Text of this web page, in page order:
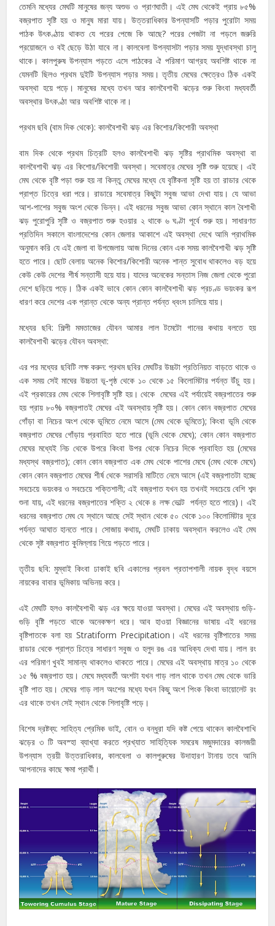
তেমনি মধ্যের মেঘটি মানুষের জন্য অশুভ ও প্রাণঘাতী। এই মেঘ থেকেই প্রায় ৮৫%
বজ্রপাত সৃষ্টি হয় ও মানুষ মারা যায়। উত্তরাধিকার উপন্যাসটি পড়ার পুরোটা সময়
পাঠক উৎকণ্ঠায় থাকত যে পরের পেজে কি আছে? পরের পেজটা না পড়লে জরুরি
প্রয়োজনে ও বই ছেড়ে উঠা যাবে না। কালবেলা উপন্যাসটা পড়ার সময় যুদ্ধাবস্থা চালু
থাকে। কালপুরুষ উপন্যাস পড়তে এসে পাঠকের ঐ পরিমাণ আগ্রহ অবশিষ্ট থাকে না
যেমনটি ছিলও প্রথম দুইটি উপন্যাস পড়ার সময়। তৃতীয় মেঘের ক্ষেত্রেও ঠিক একই
অবস্থা হয়ে পড়ে। মানুষের মধ্যে তখন আর কালবৈশাখী ঝড়ের শুরু কিংবা মধ্যবর্তী
অবস্থার উৎকণ্ঠা আর অবশিষ্ট থাকে না।
প্রথম ছবি (বাম দিক থেকে): কালবৈশাখী ঝড় এর কিশোর/কিশোরী অবস্থা
বাম দিক থেকে প্রথম চিত্রটি হলও কালবৈশাখী ঝড় সৃষ্টির প্রাথমিক অবস্থা বা
কালবৈশাখী ঝড় এর কিশোর/কিশোরী অবস্থা। সবেমাত্র মেঘের সৃষ্টি শুরু হয়েছে। এই
মেঘ থেকে বৃষ্টি পড়া শুরু হয় না কিন্তু মেঘের মধ্যে যে বৃষ্টিকনা সৃষ্টি হয় তা রাডার থেকে
প্রাপ্ত চিত্রে ধরা পরে। রাডারে সবেমাত্র কিছুটা সবুজ আভা দেখা যায়। যে আভা
আশ-পাশের সবুজ অংশ থেকে ভিন্ন। এই ধরনের সবুজ আভা কোন স্থানে কাল বৈশাখী
ঝড় পুরোপুরি সৃষ্টি ও বজ্রপাত শুরু হওয়ার ২ থাকে ৬ ঘণ্টা পূর্বে শুরু হয়। সাধারণত
প্রতিদিন সকালে বাংলাদেশের কোন জেলার আকাশে এই অবস্থা দেখে আমি প্রাথমিক
অনুমান করি যে এই জেলা বা উপজেলায় আজ দিনের কোন এক সময় কালবৈশাখী ঝড় সৃষ্টি
হতে পারে। ছোট বেলায় অনেক কিশোর/কিশোরী অনেক শান্ত সুবোধ থাকলেও বড় হয়ে
কেউ কেউ দেশের শীর্ষ সন্তাসী হয়ে যায়। যাদের অনেকের সন্তাস নিজ জেলা থেকে পুরো
দেশে ছড়িয়ে পড়ে। ঠিক একই ভাবে কোন কোন কালবৈশাখী ঝড় প্রচণ্ড ভয়ংকর রূপ
ধারণ করে দেশের এক প্রান্ত থেকে অন্য প্রান্ত পর্যন্ত ধ্বংস চালিয়ে যায়।
মধ্যের ছবি: শিল্পী মমতাজের যৌবন আমার লাল টমেটো গানের কথায় বলতে হয়
কালবৈশাখী ঝড়ের যৌবন অবস্থা:
এর পর মধ্যের ছবিটি লক্ষ করুন: প্রথম ছবির মেঘটির উচ্চটা প্রতিনিয়ত বাড়তে থাকে ও
এক সময় সেই মাঘের উচ্চতা ভূ-পৃষ্ঠ থেকে ১০ থেকে ১৫ কিলোমিটার পর্যন্ত উঁচু হয়।
এই প্রকারের মেঘ থেকে শিলাবৃষ্টি সৃষ্টি হয়। থেকে মেঘের এই পর্যায়েই বজ্রপাতের শুরু
হয় প্রায় ৮০% বজ্রপাতই মেঘের এই অবস্থায় সৃষ্টি হয়। কোন কোন বজ্রপাত মেঘের
গোঁড়া বা নিচের অংশ থেকে ভূমিতে নেমে আসে (মেঘ থেকে ভূমিতে); কিংবা ভূমি থেকে
বজ্রপাত মেঘের গোঁড়ায় প্রবাহিত হতে পারে (ভূমি থেকে মেঘে); কোন কোন বজ্রপাত
মেঘের মধ্যেই নিচ থেকে উপরে কিংবা উপর থেকে নিচের দিকে প্রবাহিত হয় (মেঘের
মধ্যস্থ বজ্রপাত); কোন কোন বজ্রপাত এক মেঘ থেকে পাশের মেঘে (মেঘ থেকে মেঘে)
কোন কোন বজ্রপাত মেঘের শীর্ষ থেকে সরাসরি মাটিতে নেমে আসে (এই বজ্রপাতটা হচ্ছে
সবচেয়ে ভয়ংকর ও সবচেয়ে শক্তিশালী; এই বজ্রপাত যখন হয় তখনই সবচেয়ে বেশি শব্দ
শুনা যায়, এই ধরনের বজ্রপাতের শক্তি ২ থেকে ৪ লক্ষ ভোল্ট পর্যন্ত হতে পারে)। এই
ধরনের বজ্রপাত মেঘ যে স্থানে আছে সেই স্থান থেকে ৫০ থেকে ১০০ কিলোমিটার দূরে
পর্যন্ত আঘাত হানতে পারে। সোজায় কথায়, মেঘটি ঢাকায় অবস্থান করলেও এই মেঘ
থেকে সৃষ্ট বজ্রপাত কুমিল্লায় গিয়ে পড়তে পারে।
তৃতীয় ছবি: মুম্বাই কিংবা ঢাকাই ছবি একালের প্রবল প্রতাপশালী নায়ক বৃদ্ধ বয়সে
নায়কের বাবার ভূমিকায় অভিনয় করে।
এই মেঘটি হলও কালবৈশাখী ঝড় এর ক্ষয়ে যাওয়া অবস্থা। মেঘের এই অবস্থায় গুড়ি-
গুড়ি বৃষ্টি পড়তে থাকে অনেকক্ষণ ধরে। আব হাওয়া বিজ্ঞানের ভাষায় এই ধরনের
বৃষ্টিপাতকে বলা হয় Stratiform Precipitation। এই ধরনের বৃষ্টিপাতের সময়
রাডার থেকে প্রাপ্ত চিত্রে সাধারণ সবুজ ও হলুদ রঙ এর আধিক্য দেখা যায়। লাল রং
এর পরিমাণ খুবই সামান্য থাকলেও থাকতে পারে। মেঘের এই অবস্থায় মাত্র ১০ থেকে
১৫ % বজ্রপাত হয়। মেঘে মধ্যবর্তী অংশটা যখন গাড় লাল থাকে তখন মেঘ থেকে ভারি
বৃষ্টি পাত হয়। মেঘের গাড় লাল অংশের মধ্যে যখন কিছু অংশ পিংক কিংবা ভায়োলেট রং
এর থাকে তখন সেই স্থান থেকে শিলাবৃষ্টি পড়ে।
বিশেষ দ্রষ্টব্য: সাহিত্য প্রেমিক ভাই, বোন ও বন্ধুরা যদি কষ্ট পেয়ে থাকেন কালবৈশাখি
ঝড়ের ৩ টি অবস্হা ব্যাখ্যা করতে প্রখ্যাত সাহিত্যিক সমরেষ মজুমদারের কালজয়ী
উপন্যাস ত্রয়ী উত্তরাধিকার, কালবেলা ও কালপুরুষের উদাহারণ টানায় তবে আমি
আপনাদের কাছে ক্ষমা প্রার্থী।